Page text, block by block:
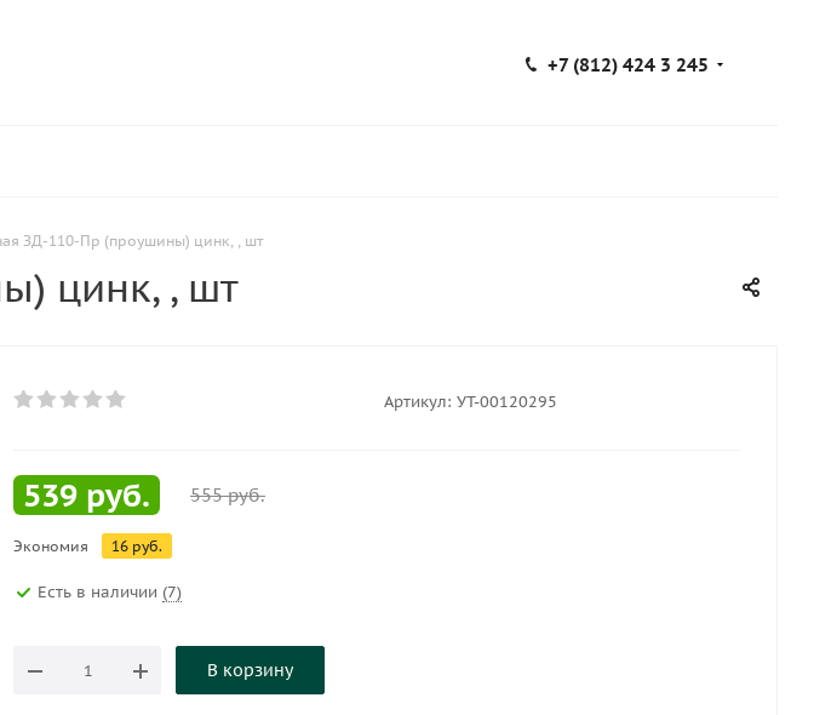
+7 (812) 424 3 245
ЗД-110-Пр (проушины) цинк, , шт
цинк, , шт
Артикул: УТ-00120295
539 руб. 555руб.
Экономия 16 руб.
Есть в наличии (7)
В корзину